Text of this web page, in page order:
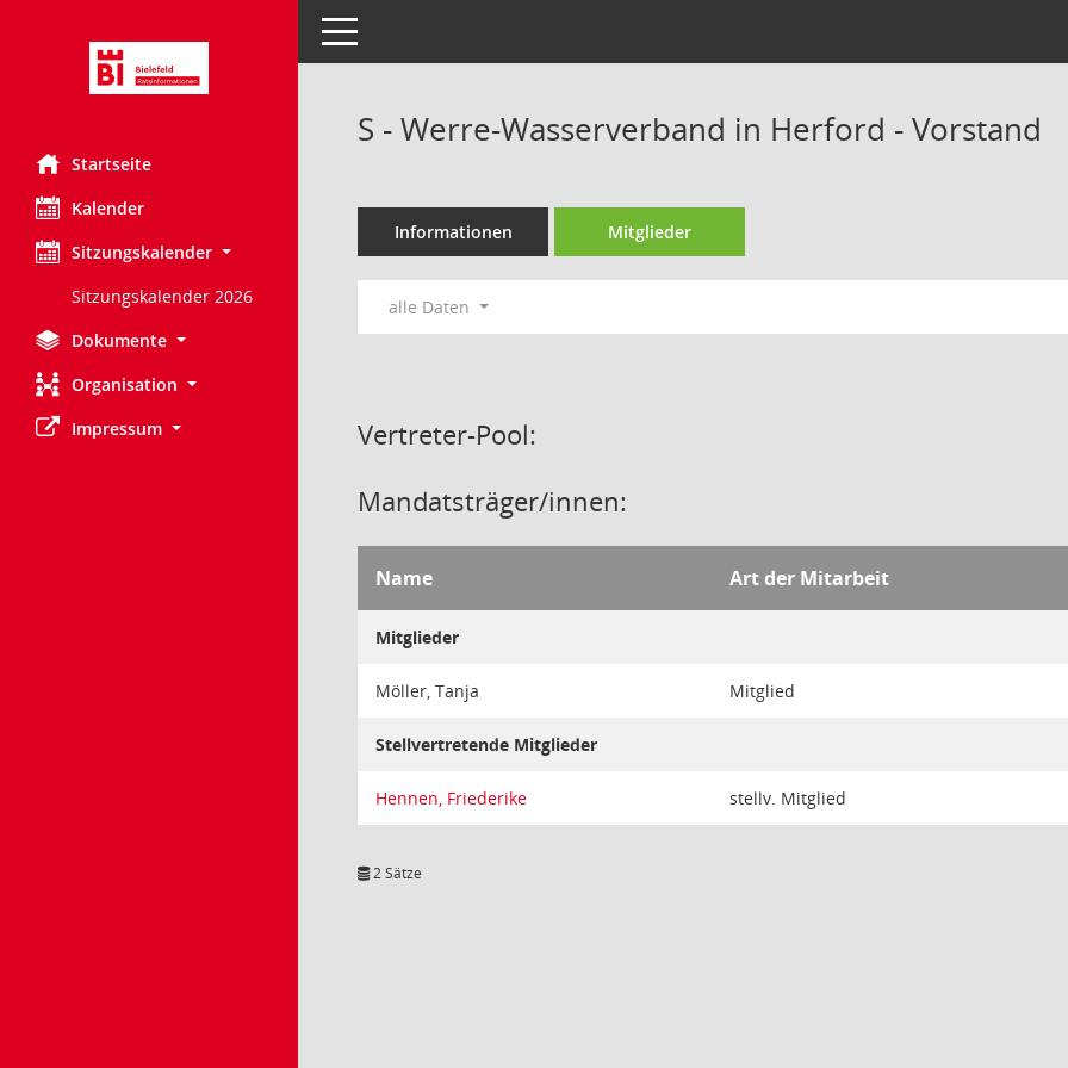
Startseite
Kalender
Sitzungskalender
Sitzungskalender 2026
Dokumente
Organisation
Impressum
Toggle navigation
S - Werre-Wasserverband in Herford - Vorstand
Informationen Mitglieder
alle Daten
Vertreter-Pool:
Mandatsträger/innen:
Name Art der Mitarbeit
Mitglieder
Möller, Tanja Mitglied
Stellvertretende Mitglieder
Hennen, Friederike stellv. Mitglied
2 Sätze